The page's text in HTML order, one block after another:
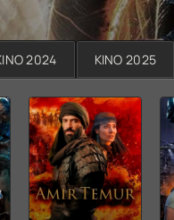
2024 KINO 2025